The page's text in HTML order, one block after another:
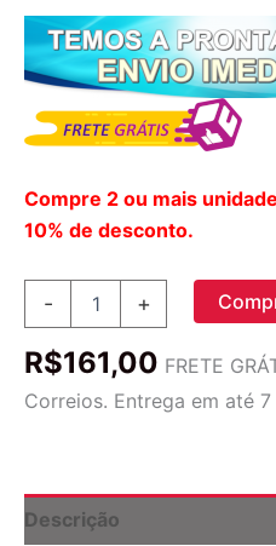
Compre 2 ou mais
10% de desconto.
-
de
E,
de
1/2
+
R$161,00 FRETE
Correios. Entrega em até 7
Descrição